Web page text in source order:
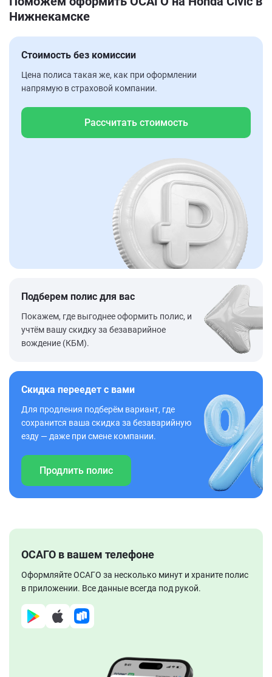
Нижнекамске
Стоимость без комиссии
Цена полиса такая же, как при оформлении
напрямую в страховой компании.
Рассчитать стоимость
Подберем полис для вас
Покажем, где выгоднее оформить полис, и
учтём вашу скидку за безаварийное
вождение (КБМ).
Скидка переедет с вами
Для продления подберём вариант, где
сохранится ваша скидка за безаварийную
езду — даже при смене компании.
Продлить полис
ОСАГО в вашем телефоне
Оформляйте ОСАГО за несколько минут и храните полис
в приложении. Все данные всегда под рукой.